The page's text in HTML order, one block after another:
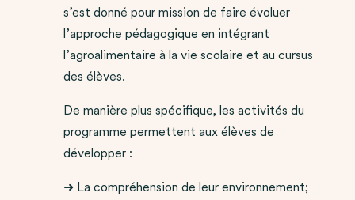
s’est donné pour mission de faire évoluer
l’approche pédagogique en intégrant
l’agroalimentaire à la vie scolaire et au cursus
des élèves.
De manière plus spécifique, les activités du
programme permettent aux élèves de
développer :
➜ La compréhension de leur environnement;